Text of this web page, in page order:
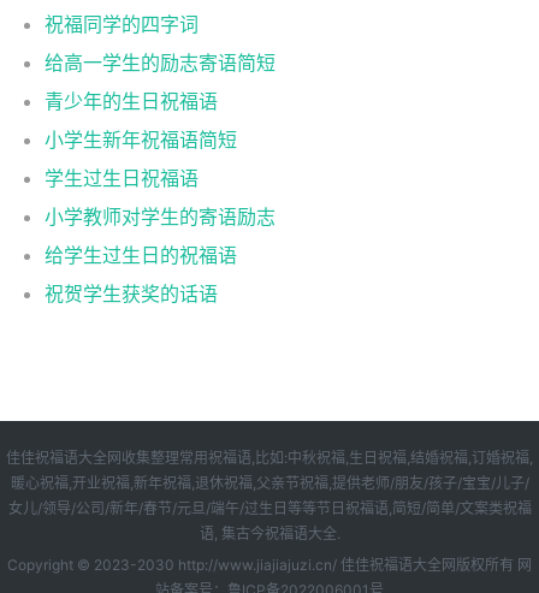
祝福同学的四字词
给高一学生的励志寄语简短
青少年的生日祝福语
小学生新年祝福语简短
学生过生日祝福语
小学教师对学生的寄语励志
给学生过生日的祝福语
祝贺学生获奖的话语
佳佳祝福语大全网收集整理常用祝福语,比如:中秋祝福,生日祝福,结婚祝福,订婚祝福,
暖心祝福,开业祝福,新年祝福,退休祝福,父亲节祝福,提供老师/朋友/孩子/宝宝/儿子/
女儿/领导/公司/新年/春节/元旦/端午/过生日等等节日祝福语,简短/简单/文案类祝福
语, 集古今祝福语大全.
Copyright © 2023-2030 http://www.jiajiajuzi.cn/ 佳佳祝福语大全网版权所有 网